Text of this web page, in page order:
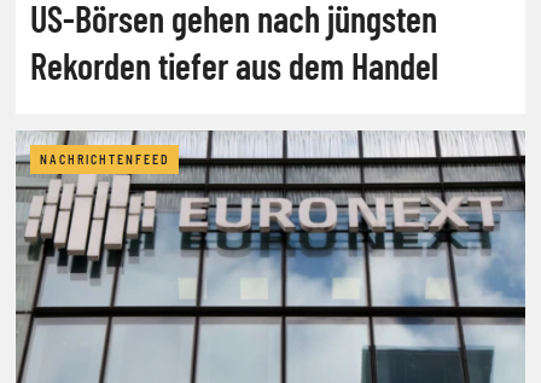
US-Börsen gehen nach jüngsten
Rekorden tiefer aus dem Handel
NACHRICHTENFEED